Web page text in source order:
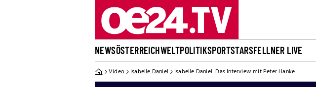
NEWSÖSTERREICHWELTPOLITIKSPORTSTARSFELLNER LIVE
Video Isabelle Daniel Isabelle Daniel: Das Interview mit Peter Hanke